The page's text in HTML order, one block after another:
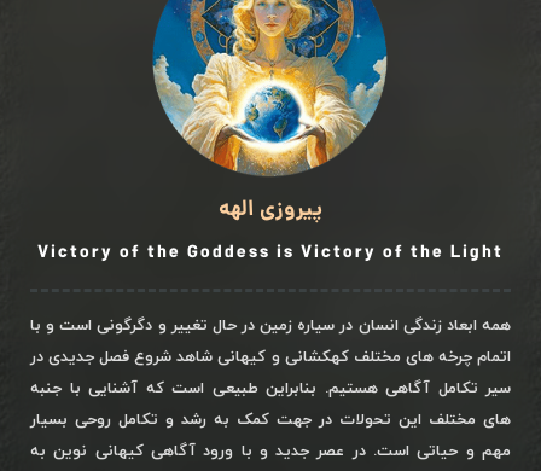
پیروزی الهه
Victory of the Goddess is Victory of the Light
همه ابعاد زندگی انسان در سیاره زمین در حال تغییر و دگرگونی است و با
اتمام چرخه های مختلف کهکشانی و کیهانی شاهد شروع فصل جدیدی در
سیر تکامل آگاهی هستیم. بنابراین طبیعی است که آشنایی با جنبه
های مختلف این تحولات در جهت کمک به رشد و تکامل روحی بسیار
مهم و حیاتی است. در عصر جدید و با ورود آگاهی کیهانی نوین به